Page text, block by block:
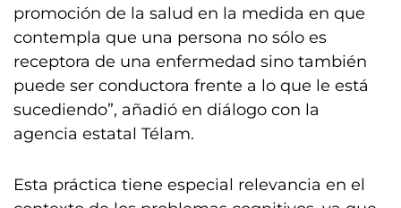
promoción de la salud en la medida en que
contempla que una persona no sólo es
receptora de una enfermedad sino también
puede ser conductora frente a lo que le está
sucediendo”, añadió en diálogo con la
agencia estatal Télam.
Esta práctica tiene especial relevancia en el